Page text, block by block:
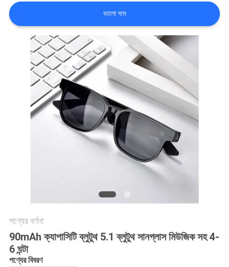
জন্য
আবেদন
SHOPPING
ONLINE
সাইটম্যাপ
ভালো দাম
পণ্যের বর্ণনা
90mAh ক্যাপাসিটি ব্লুটুথ 5.1 ব্লুটুথ সানগ্লাস মিউজিক সহ 4-
6 ঘন্টা
পণ্যের বিবরণ